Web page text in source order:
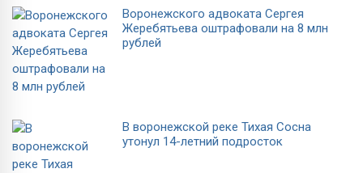
Воронежского адвоката Сергея
Жеребятьева оштрафовали на 8 млн
рублей
В воронежской реке Тихая Сосна
утонул 14-летний подросток